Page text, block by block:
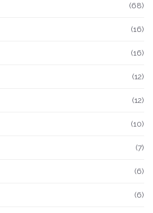
(68)
(16)
(16)
(12)
(12)
(10)
(7)
(6)
(6)